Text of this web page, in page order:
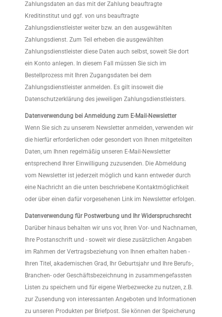
Zahlungsdaten an das mit der Zahlung beauftragte
Kreditinstitut und ggf. von uns beauftragte
Zahlungsdienstleister weiter bzw. an den ausgewählten
Zahlungsdienst. Zum Teil erheben die ausgewählten
Zahlungsdienstleister diese Daten auch selbst, soweit Sie dort
ein Konto anlegen. In diesem Fall müssen Sie sich im
Bestellprozess mit Ihren Zugangsdaten bei dem
Zahlungsdienstleister anmelden. Es gilt insoweit die
Datenschutzerklärung des jeweiligen Zahlungsdienstleisters.
Datenverwendung bei Anmeldung zum E-Mail-Newsletter
Wenn Sie sich zu unserem Newsletter anmelden, verwenden wir
die hierfür erforderlichen oder gesondert von Ihnen mitgeteilten
Daten, um Ihnen regelmäßig unseren E-Mail-Newsletter
entsprechend Ihrer Einwilligung zuzusenden. Die Abmeldung
vom Newsletter ist jederzeit möglich und kann entweder durch
eine Nachricht an die unten beschriebene Kontaktmöglichkeit
oder über einen dafür vorgesehenen Link im Newsletter erfolgen.
Datenverwendung für Postwerbung und Ihr Widerspruchsrecht
Darüber hinaus behalten wir uns vor, Ihren Vor- und Nachnamen,
Ihre Postanschrift und - soweit wir diese zusätzlichen Angaben
im Rahmen der Vertragsbeziehung von Ihnen erhalten haben -
Ihren Titel, akademischen Grad, Ihr Geburtsjahr und Ihre Berufs-,
Branchen- oder Geschäftsbezeichnung in zusammengefassten
Listen zu speichern und für eigene Werbezwecke zu nutzen, z.B.
zur Zusendung von interessanten Angeboten und Informationen
zu unseren Produkten per Briefpost. Sie können der Speicherung